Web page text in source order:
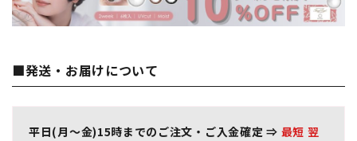
■発送・お届けについて
平日(月～金)15時までのご注文・ご入金確定 ⇒ 最短 翌